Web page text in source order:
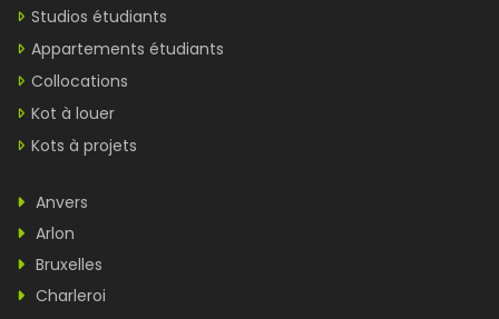
Studios étudiants
Appartements étudiants
Collocations
Kot à louer
Kots à projets
Anvers
Arlon
Bruxelles
Charleroi